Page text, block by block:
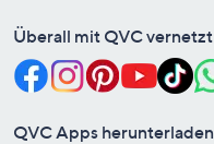
Überall mit QVC vernetzt
QVC Apps herunterladen